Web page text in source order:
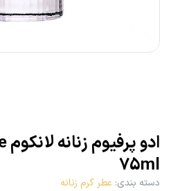
75ml
دسته بندی: عطر گرم زنانه